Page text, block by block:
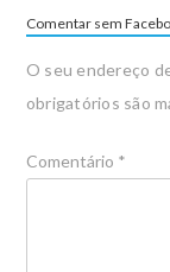
Comentar sem
O seu endereço
obrigatórios são
Comentário *